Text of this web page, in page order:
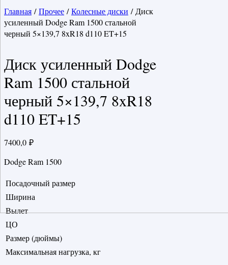
Главная /Прочее /Колесные диски / Диск
усиленный Dodge Ram 1500 стальной
черный 5×139,7 8xR18 d110 ET+15
Диск усиленный Dodge
Ram 1500 стальной
черный 5×139,7 8xR18
d110 ET+15
7400,0 ₽
Dodge Ram 1500
Посадочный размер
Ширина
Вылет
ЦО
Размер (дюймы)
Максимальная нагрузка, кг